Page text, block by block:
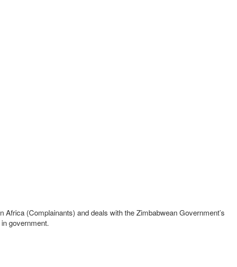
(Complainants) and deals with the Zimbabwean Government’s
government.